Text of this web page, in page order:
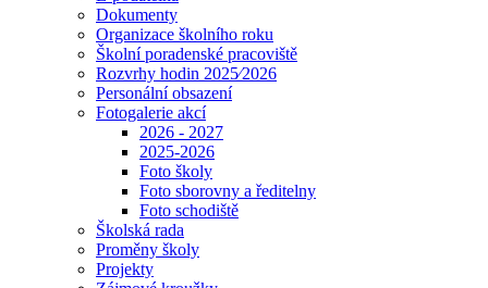
Dokumenty
Organizace školního roku
Školní poradenské pracoviště
Rozvrhy hodin 2025⁄2026
Personální obsazení
Fotogalerie akcí
2026 - 2027
2025-2026
Foto školy
Foto sborovny a ředitelny
Foto schodiště
Školská rada
Proměny školy
Projekty